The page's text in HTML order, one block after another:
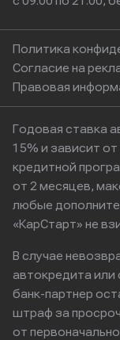
Политика
Согласие на
Правовая
Годовая ставка
15% и зависит
кредитной
от 2 месяцев,
любые
«КарСтарт» не
В случае
автокредита
банк-партнер
штраф за
от